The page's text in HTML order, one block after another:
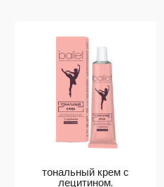
тональный крем с
лецитином.